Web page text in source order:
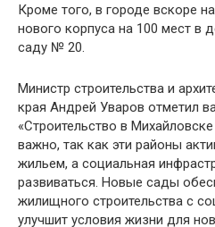
Кроме того, в городе вскоре
нового корпуса на 100 мест в
саду № 20.
Министр строительства и
края Андрей Уваров отметил
«Строительство в
важно, так как эти районы
жильем, а социальная
развиваться. Новые сады
жилищного строительства с
улучшит условия жизни для